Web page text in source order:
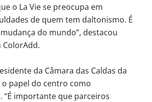
o La Vie se preocupa em
de quem tem daltonismo. É
do mundo”, destacou
ColorAdd.
da Câmara das Caldas da
o papel do centro como
“É importante que parceiros